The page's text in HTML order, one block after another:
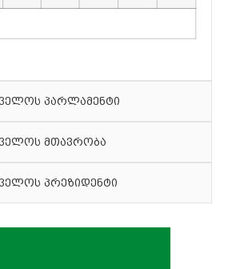
პარლამენტი
მთავრობა
პრეზიდენტი